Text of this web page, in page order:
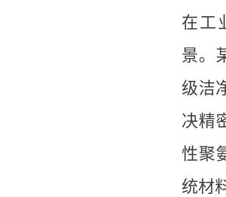
在工
景。
级洁
决精
性聚
统材